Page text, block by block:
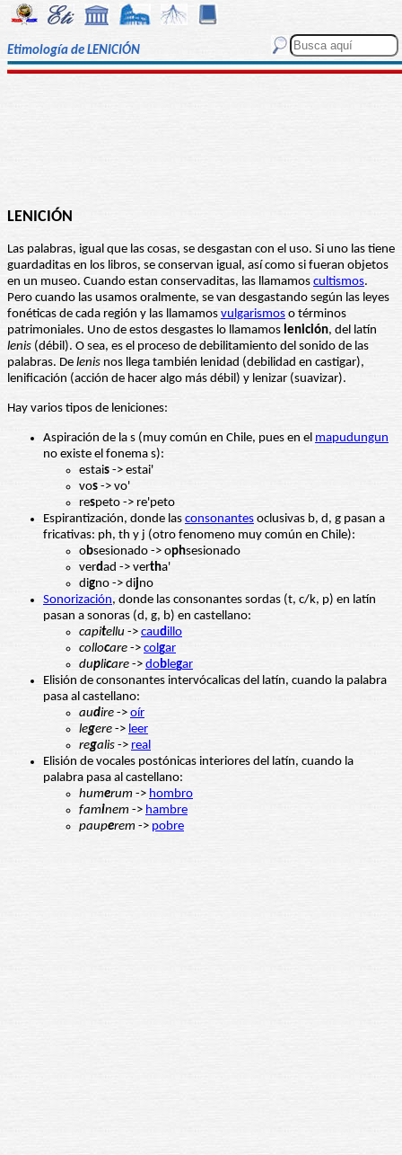
Etimología de LENICIÓN
LENICIÓN
Las palabras, igual que las cosas, se desgastan con el uso. Si uno las tiene
guardaditas en los libros, se conservan igual, así como si fueran objetos
en un museo. Cuando estan conservaditas, las llamamos cultismos.
Pero cuando las usamos oralmente, se van desgastando según las leyes
fonéticas de cada región y las llamamos vulgarismos o términos
patrimoniales. Uno de estos desgastes lo llamamos lenición, del latín
lenis (débil). O sea, es el proceso de debilitamiento del sonido de las
palabras. De lenis nos llega también lenidad (debilidad en castigar),
lenificación (acción de hacer algo más débil) y lenizar (suavizar).
Hay varios tipos de leniciones:
Aspiración de la s (muy común en Chile, pues en el mapudungun
no existe el fonema s):
estais -> estai'
vos -> vo'
respeto -> re'peto
Espirantización, donde las consonantes oclusivas b, d, g pasan a
fricativas: ph, th y j (otro fenomeno muy común en Chile):
obsesionado -> ophsesionado
verdad -> vertha'
digno -> dijno
Sonorización, donde las consonantes sordas (t, c/k, p) en latín
pasan a sonoras (d, g, b) en castellano:
capitellu -> caudillo
collocare -> colgar
duplicare -> doblegar
Elisión de consonantes intervócalicas del latín, cuando la palabra
pasa al castellano:
audire -> oír
legere -> leer
regalis -> real
Elisión de vocales postónicas interiores del latín, cuando la
palabra pasa al castellano:
humerum -> hombro
faminem -> hambre
pauperem -> pobre